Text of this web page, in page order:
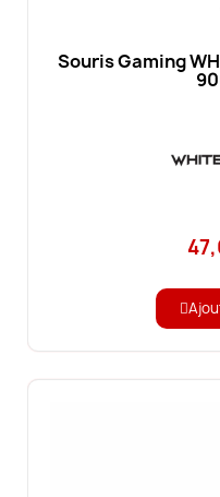
Souris Gaming